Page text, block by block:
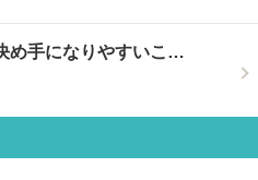
め手になりやすいこ…